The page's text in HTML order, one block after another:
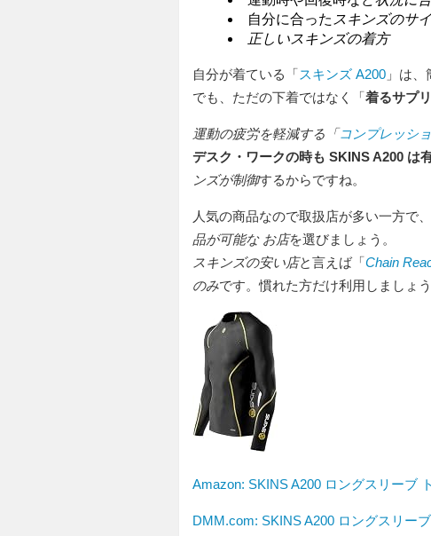
自分に合った スキンズのサ
正しいスキンズの着方
自分が着ている「スキンズ A200」は、
でも、ただの下着ではなく「着るサプリ
運動の疲労を軽減する「コンプレッシ
デスク・ワークの時も SKINS A200 は
ンズが制御するからですね。
人気の商品なので取扱店が多い一方で
品が可能な お店を選びましょう。
スキンズの安い店と言えば「Chain
のみです。慣れた方だけ利用しましょう
Amazon: SKINS A200 ロングスリーブ
DMM.com: SKINS A200 ロングスリー